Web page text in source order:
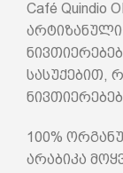
Café Quindio
არტიზანული
სასუქებით,
100%
არაბიკა